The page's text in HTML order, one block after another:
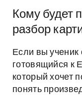
Кому будет
разбор
Если вы ученик
готовящийся к
который хочет
понять